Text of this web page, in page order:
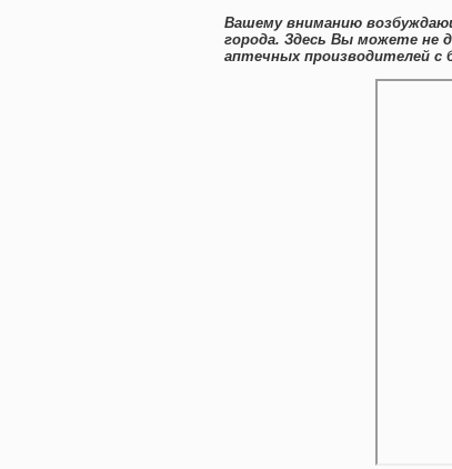
Вашему вниманию
города. Здесь Вы можете не
аптечных производителей с